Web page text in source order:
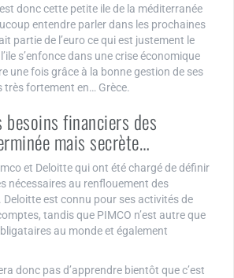
donc cette petite ile de la méditerranée
entendre parler dans les prochaines
partie de l’euro ce qui est justement le
s’enfonce dans une crise économique
une fois grâce à la bonne gestion de ses
très fortement en… Grèce.
besoins financiers des
mais secrète…
et Deloitte qui ont été chargé de définir
nécessaires au renflouement des
Deloitte est connu pour ses activités de
tandis que PIMCO n’est autre que
au monde et également
donc pas d’apprendre bientôt que c’est